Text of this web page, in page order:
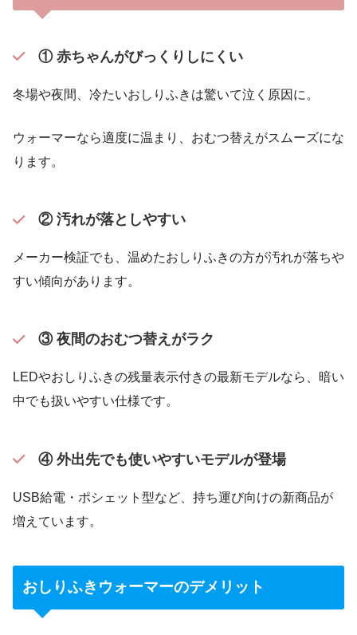
① 赤ちゃんがびっくりしにくい
冬場や夜間、冷たいおしりふきは驚いて泣く原因に。
ウォーマーなら適度に温まり、おむつ替えがスムーズにな
ります。
② 汚れが落としやすい
メーカー検証でも、温めたおしりふきの方が汚れが落ちや
すい傾向があります。
③ 夜間のおむつ替えがラク
LEDやおしりふきの残量表示付きの最新モデルなら、暗い
中でも扱いやすい仕様です。
④ 外出先でも使いやすいモデルが登場
USB給電・ポシェット型など、持ち運び向けの新商品が
増えています。
おしりふきウォーマーのデメリット